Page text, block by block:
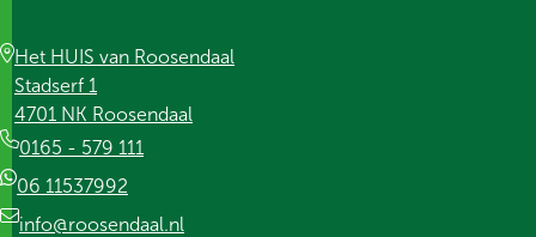
Het HUIS van Roosendaal
Stadserf 1
4701 NK Roosendaal
0165 - 579 111
06 11537992
info@roosendaal.nl